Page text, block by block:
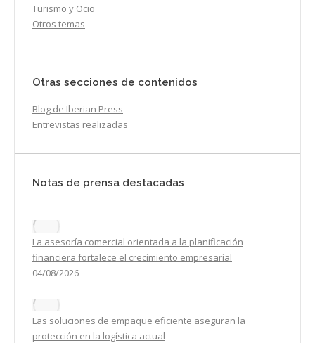
Turismo y Ocio
Otros temas
Otras secciones de contenidos
Blog de Iberian Press
Entrevistas realizadas
Notas de prensa destacadas
La asesoría comercial orientada a la planificación
financiera fortalece el crecimiento empresarial
04/08/2026
Las soluciones de empaque eficiente aseguran la
protección en la logística actual